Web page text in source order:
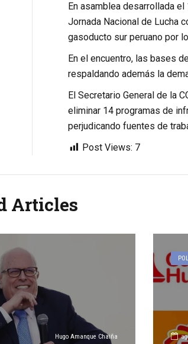
En asamblea desarrollada
Jornada Nacional de Lucha
gasoducto sur peruano por
En el encuentro, las bases
respaldando además la
El Secretario General de la
eliminar 14 programas de
perjudicando fuentes de
Post Views: 7
Articles
Hugo Amanque Chaiña